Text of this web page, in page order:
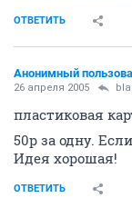
ОТВЕТИТЬ
Анонимный
26 апреля 2005
пластиковая
50р за одну.
Идея хорошая!
ОТВЕТИТЬ